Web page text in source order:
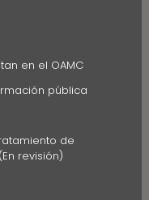
en el OAMC
pública
de
revisión)